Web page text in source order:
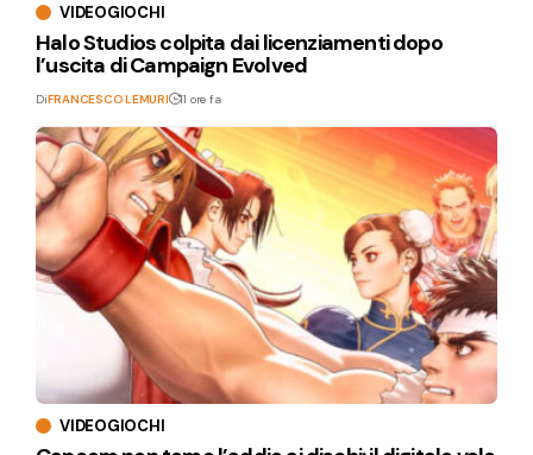
VIDEOGIOCHI
Halo Studios colpita dai licenziamenti dopo
l’uscita di Campaign Evolved
DiFRANCESCO LEMURI 11 ore fa
VIDEOGIOCHI